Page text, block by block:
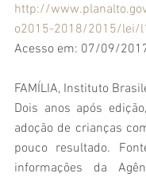
http://
o2015-2018/2015/lei/
Acesso em: 07/09/
FAMÍLIA, Instituto
Dois anos após
adoção de crianças
pouco resultado.
informações da